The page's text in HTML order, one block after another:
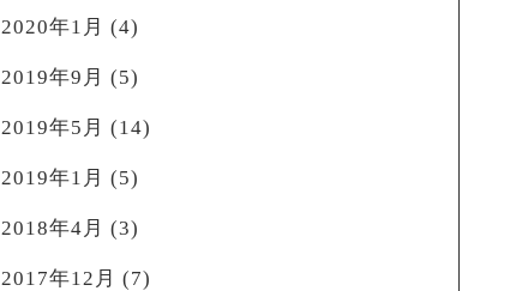
2020年1月 (4)
2019年9月 (5)
2019年5月 (14)
2019年1月 (5)
2018年4月 (3)
2017年12月 (7)